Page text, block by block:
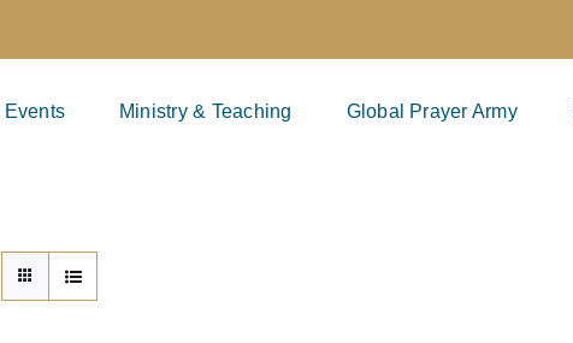
Events Ministry & Teaching Global Prayer Army